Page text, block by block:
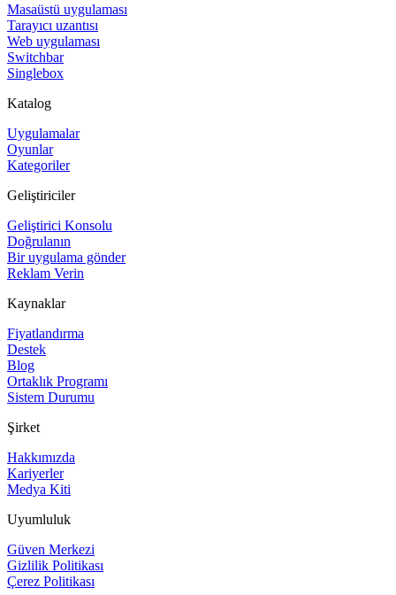
Masaüstü uygulaması
Tarayıcı uzantısı
Web uygulaması
Switchbar
Singlebox
Katalog
Uygulamalar
Oyunlar
Kategoriler
Geliştiriciler
Geliştirici Konsolu
Doğrulanın
Bir uygulama gönder
Reklam Verin
Kaynaklar
Fiyatlandırma
Destek
Blog
Ortaklık Programı
Sistem Durumu
Şirket
Hakkımızda
Kariyerler
Medya Kiti
Uyumluluk
Güven Merkezi
Gizlilik Politikası
Çerez Politikası